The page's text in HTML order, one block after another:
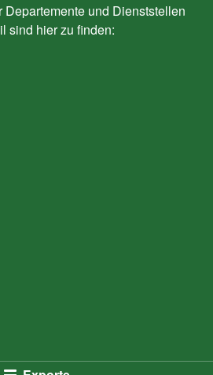
und Dienststellen
sind hier zu finden: